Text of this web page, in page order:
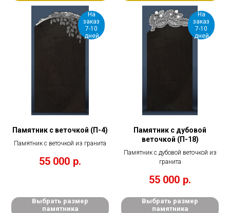
На
заказ
7-10
дней
Памятник с веточкой (П-4)
Памятник с веточкой из гранита
55 000 р.
Выбрать размер
памятника
На
заказ
7-10
дней
Памятник с дубовой
веточкой (П-18)
Памятник с дубовой веточкой из
гранита
55 000 р.
Выбрать размер
памятника